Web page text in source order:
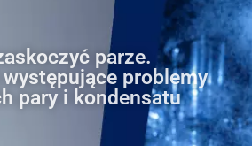
parze.
występujące problemy
pary i kondensatu
to zazwyczaj złożony
z setek metrów rurociągów i